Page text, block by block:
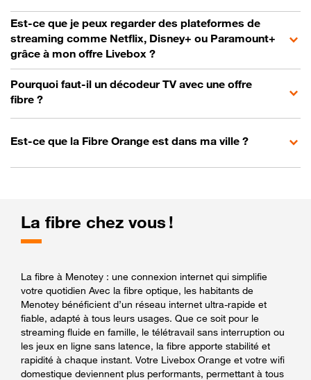
Est-ce que je peux regarder des plateformes de
streaming comme Netflix, Disney+ ou Paramount+
grâce à mon offre Livebox ?
Pourquoi faut-il un décodeur TV avec une offre
fibre ?
Est-ce que la Fibre Orange est dans ma ville ?
La fibre chez vous !
La fibre à Menotey : une connexion internet qui simplifie
votre quotidien Avec la fibre optique, les habitants de
Menotey bénéficient d’un réseau internet ultra-rapide et
fiable, adapté à tous leurs usages. Que ce soit pour le
streaming fluide en famille, le télétravail sans interruption ou
les jeux en ligne sans latence, la fibre apporte stabilité et
rapidité à chaque instant. Votre Livebox Orange et votre wifi
domestique deviennent plus performants, permettant à tous